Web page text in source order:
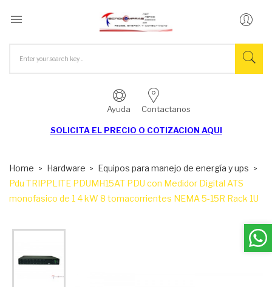

Ayuda Contactanos
SOLICITA EL PRECIO O COTIZACION AQUI
Home Hardware
Equipos para manejo de energía y ups
Pdu TRIPPLITE PDUMH15AT PDU con Medidor Digital ATS
monofasico de 1 4 kW 8 tomacorrientes NEMA 5-15R Rack 1U